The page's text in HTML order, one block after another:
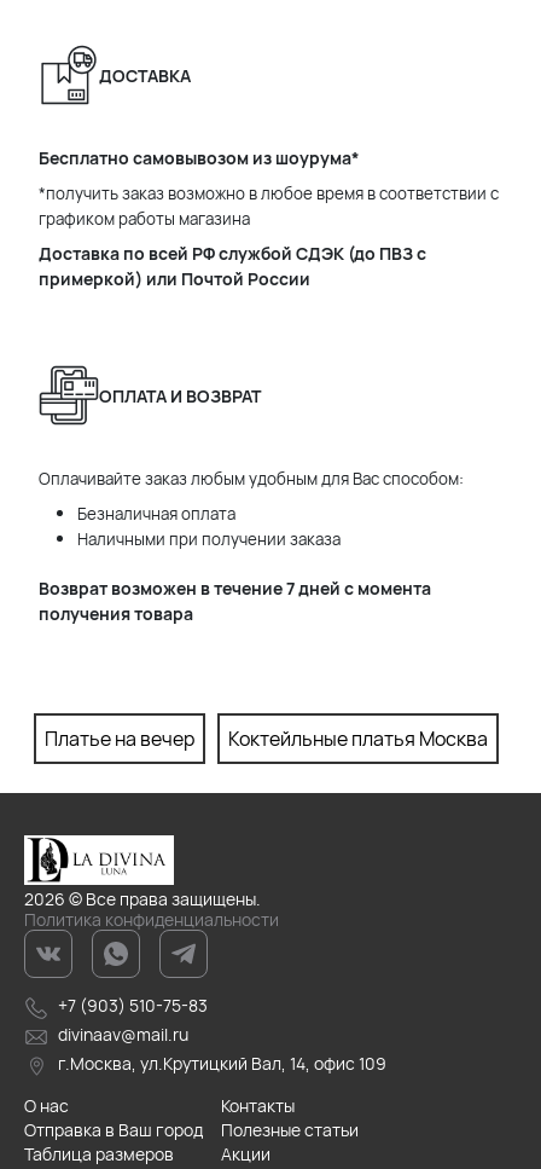
ДОСТАВКА
Бесплатно самовывозом из шоурума*
*получить заказ возможно в любое время в соответствии с
графиком работы магазина
Доставка по всей РФ службой СДЭК (до ПВЗ с
примеркой) или Почтой России
ОПЛАТА И ВОЗВРАТ
Оплачивайте заказ любым удобным для Вас способом:
Безналичная оплата
Наличными при получении заказа
Возврат возможен в течение 7 дней с момента
получения товара
Платье на вечер Коктейльные платья Москва
2026 © Все права защищены.
Политика конфиденциальности
+7 (903) 510-75-83
divinaav@mail.ru
г.Москва, ул.Крутицкий Вал, 14, офис 109
О нас
Контакты
Отправка в Ваш город
Полезные статьи
Таблица размеров
Акции